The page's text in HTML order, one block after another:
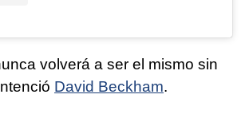
volverá a ser el mismo sin
David Beckham.